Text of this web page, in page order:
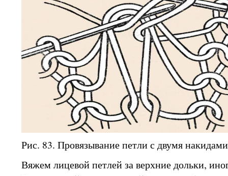
Рис. 83. Провязывание петли с двумя накидами
Вяжем лицевой петлей за верхние дольки,